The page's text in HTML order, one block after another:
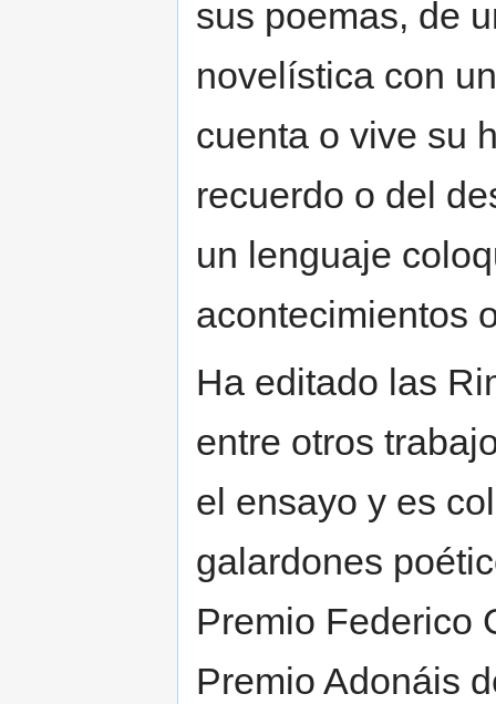
sus poemas, de
novelística con
cuenta o vive su
recuerdo o del
un lenguaje
acontecimientos
Ha editado las
entre otros
el ensayo y es
galardones
Premio Federico
Premio Adonáis